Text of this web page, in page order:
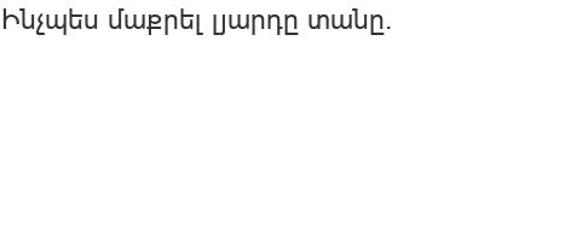
Ինչպես մաքրել լյարդը տանը.